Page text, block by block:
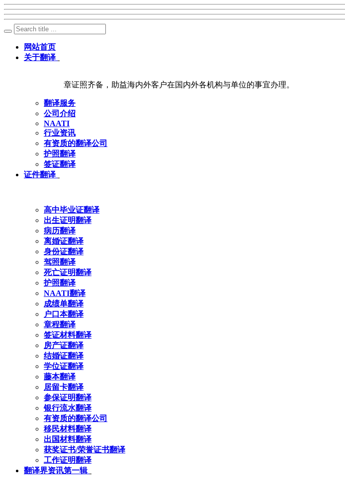
网站首页
关于翻译
章证照齐备，助益海内外客户在国内外各机构与单位的事宜办理。
翻译服务
公司介绍
NAATI
行业资讯
有资质的翻译公司
护照翻译
签证翻译
证件翻译
高中毕业证翻译
出生证明翻译
病历翻译
离婚证翻译
身份证翻译
驾照翻译
死亡证明翻译
护照翻译
NAATI翻译
成绩单翻译
户口本翻译
章程翻译
签证材料翻译
房产证翻译
结婚证翻译
学位证翻译
藤本翻译
居留卡翻译
参保证明翻译
银行流水翻译
有资质的翻译公司
移民材料翻译
出国材料翻译
获奖证书/荣誉证书翻译
工作证明翻译
翻译界资讯第一辑